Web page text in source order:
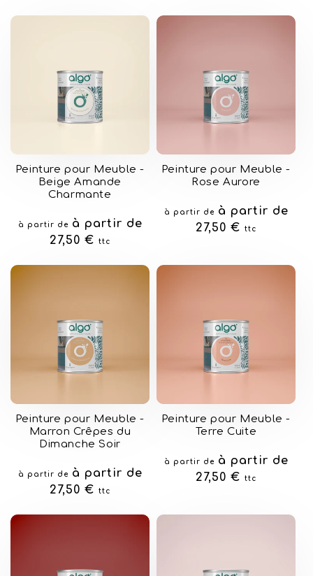
Peinture pour Meuble -
Beige Amande
Charmante
Prix
habituel
à partir de
à partir de
27,50 €
ttc
Peinture pour Meuble -
Rose Aurore
Prix
habituel
à partir de
à partir de
27,50 €
ttc
Peinture pour Meuble -
Marron Crêpes du
Dimanche Soir
Prix
habituel
à partir de
à partir de
27,50 €
ttc
Peinture pour Meuble -
Terre Cuite
Prix
habituel
à partir de
à partir de
27,50 €
ttc